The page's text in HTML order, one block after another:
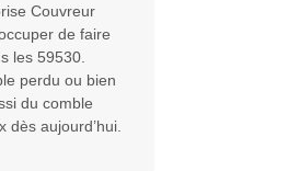
Couvreur
de faire
les 59530.
perdu ou bien
du comble
dès aujourd’hui.